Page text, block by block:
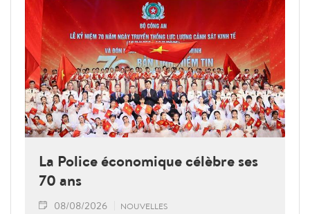
La Police économique célèbre ses
70 ans
08/08/2026 NOUVELLES